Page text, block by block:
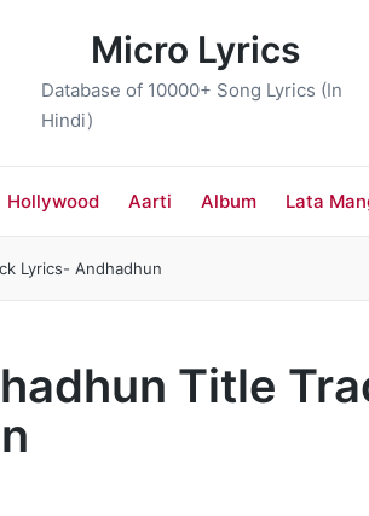
Micro Lyrics
Database of 10000+ Song Lyrics (In
Hindi)
Hollywood Aarti Album Lata
Lyrics- Andhadhun
Title